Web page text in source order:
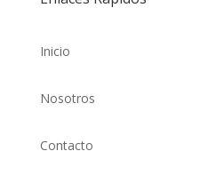
Inicio
Nosotros
Contacto